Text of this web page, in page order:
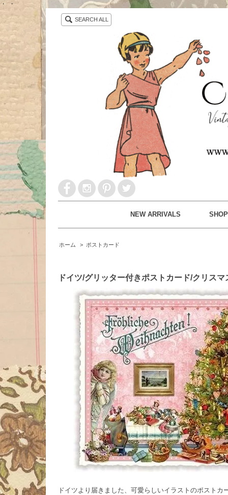
・ ・
SEARCH ALL
NEW ARRIVALS SHOP
ホーム > ポストカード
ドイツ/グリッター付きポストカード/クリス
ドイツより届きました、可愛らしいイラストのポストカ